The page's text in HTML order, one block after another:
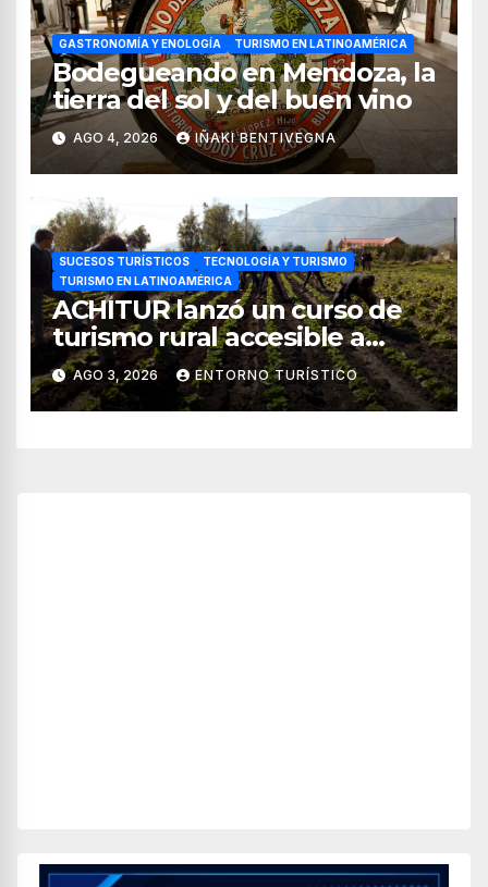
GASTRONOMÍA Y ENOLOGÍA TURISMO EN LATINOAMÉRICA
Bodegueando en Mendoza, la
tierra del sol y del buen vino
AGO 4, 2026 IÑAKI BENTIVEGNA
SUCESOS TURÍSTICOS
TECNOLOGÍA Y TURISMO
TURISMO EN LATINOAMÉRICA
ACHITUR lanzó un curso de
turismo rural accesible a
través de WhatsApp
AGO 3, 2026 ENTORNO TURÍSTICO